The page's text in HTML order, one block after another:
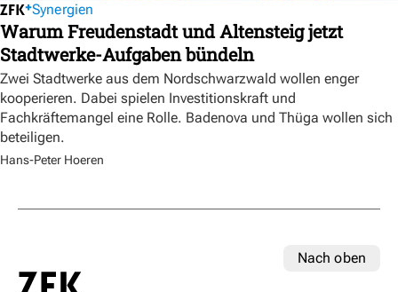
Synergien
Warum Freudenstadt und Altensteig jetzt
Stadtwerke-Aufgaben bündeln
Zwei Stadtwerke aus dem Nordschwarzwald wollen enger
kooperieren. Dabei spielen Investitionskraft und
Fachkräftemangel eine Rolle. Badenova und Thüga wollen sich
beteiligen.
Hans-Peter Hoeren
Nach oben